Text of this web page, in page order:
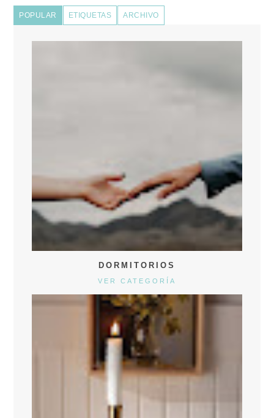
POPULAR ETIQUETAS ARCHIVO
DORMITORIOS
VER CATEGORÍA